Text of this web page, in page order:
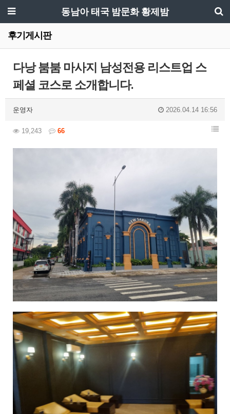
동남아 태국 밤문화 황제밤
후기게시판
다낭 붐붐 마사지 남성전용 리스트업 스
페셜 코스로 소개합니다.
운영자 2026.04.14 16:56
19,243 66